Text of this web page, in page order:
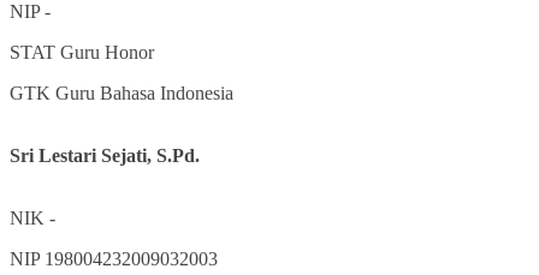
NIP-
STAT Guru Honor
GTK Guru Bahasa Indonesia
Sri Lestari Sejati, S.Pd.
NIK -
NIP 198004232009032003